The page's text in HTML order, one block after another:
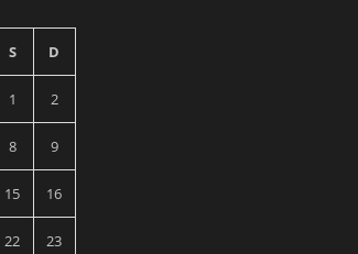
S D
1 2
8 9
15 16
22 23